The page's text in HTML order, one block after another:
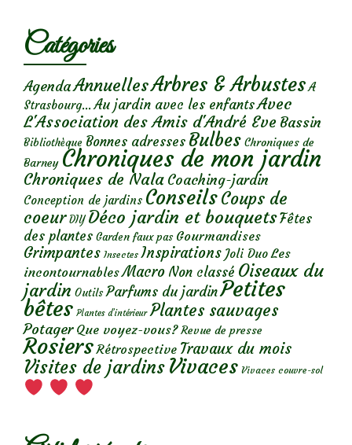
Catégories
AgendaAnnuellesArbres & Arbustes A
Strasbourg... Au jardin avec les enfantsAvec
L'Association des Amis d'André Eve Bassin
Bibliothèque Bonnes adresses Bulbes Chroniques de
Barney Chroniques de mon jardin
Chroniques de Nala Coaching-jardin
Conception de jardins ConseilsCoups de
coeur DIY Déco jardin et bouquetsFêtes
des plantes Garden faux pas Gourmandises
Grimpantes Insectes Inspirations Joli Duo Les
incontournables Macro Non classé Oiseaux du
jardin Outils Parfums du jardinPetites
bêtes Plantes d’intérieur Plantes sauvages
Potager Que voyez-vous? Revue de presse
Rosiers Rétrospective Travaux du mois
Visites de jardins Vivaces Vivaces couvre-sol